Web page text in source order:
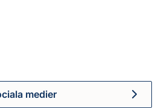
på
på
på
Myndigheten för civilt
medier